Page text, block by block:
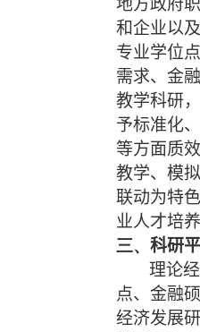
地方政府
和企业以
专业学位
需求、金
教学科研
予标准化
等方面质
教学、模
联动为特
业人才培养
三、科研
理论
点、金融
经济发展